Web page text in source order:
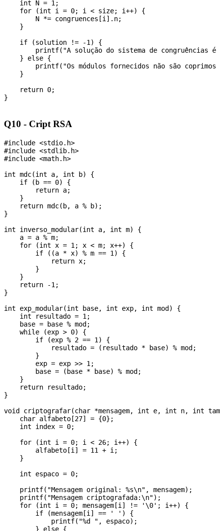
    int N = 1;
    for (int i = 0; i < size; i++) {
        N *= congruences[i].n;
    }
    if (solution != -1) {
printf("A solução do sistema de congruências
    } else {
printf("Os módulos fornecidos não são
    }
    return 0;
}
Q10 - Cript RSA
#include <stdio.h>
#include <stdlib.h>
#include <math.h>
int mdc(int a, int b) {
    if (b == 0) {
        return a;
    }
    return mdc(b, a % b);
}
int inverso_modular(int a, int m) {
    a = a % m;
    for (int x = 1; x < m; x++) {
        if ((a * x) % m == 1) {
            return x;
        }
    }
    return -1;
}
int exp_modular(int base, int exp, int mod) {
    int resultado = 1;
    base = base % mod;
    while (exp > 0) {
        if (exp % 2 == 1) {
            resultado = (resultado * base) % mod;
        }
        exp = exp >> 1;
        base = (base * base) % mod;
    }
    return resultado;
}
void criptografar(char *mensagem, int e, int n, int
    char alfabeto[27] = {0};
    int index = 0;
    for (int i = 0; i < 26; i++) {
        alfabeto[i] = 11 + i;
    }
    int espaco = 0;
    printf("Mensagem original: %s\n", mensagem);
    printf("Mensagem criptografada:\n");
    for (int i = 0; mensagem[i] != '\0'; i++) {
        if (mensagem[i] == ' ') {
            printf("%d ", espaco);
        } else {